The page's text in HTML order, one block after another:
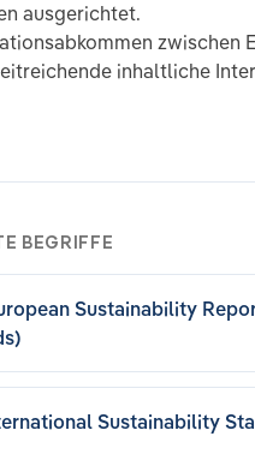
ausgerichtet.
zwischen
inhaltliche
BEGRIFFE
Sustainability
Sustainability